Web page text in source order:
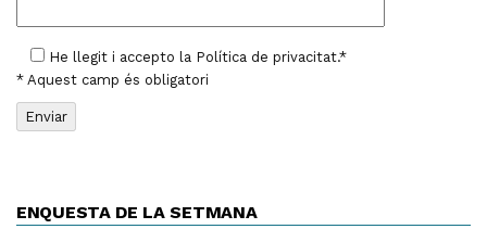
He llegit i accepto la Política de privacitat.*
* Aquest camp és obligatori
ENQUESTA DE LA SETMANA